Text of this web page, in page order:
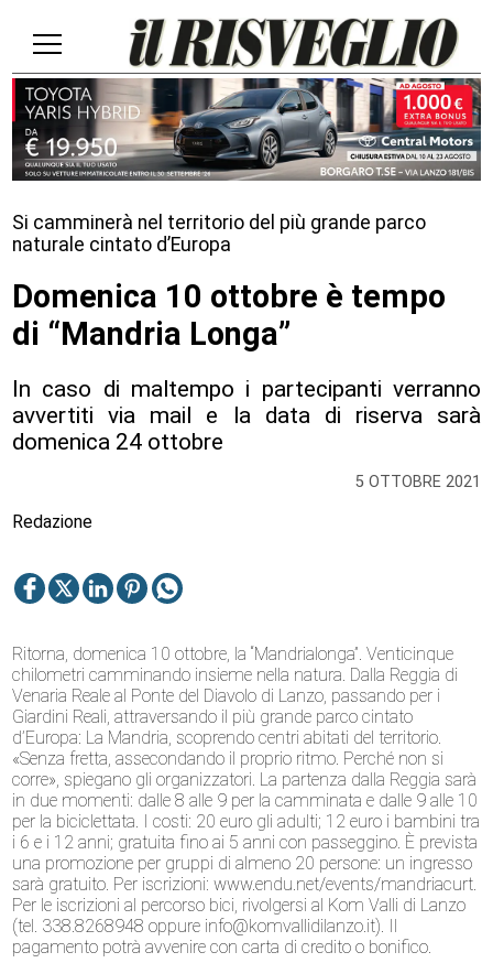
5 OTTOBRE 2021
Si camminerà nel territorio del più grande parco
naturale cintato d’Europa
Domenica 10 ottobre è tempo
di “Mandria Longa”
In caso di maltempo i partecipanti verranno
avvertiti via mail e la data di riserva sarà
domenica 24 ottobre
Redazione
Ritorna, domenica 10 ottobre, la “Mandrialonga”. Venticinque
chilometri camminando insieme nella natura. Dalla Reggia di
Venaria Reale al Ponte del Diavolo di Lanzo, passando per i
Giardini Reali, attraversando il più grande parco cintato
d’Europa: La Mandria, scoprendo centri abitati del territorio.
«Senza fretta, assecondando il proprio ritmo. Perché non si
corre», spiegano gli organizzatori. La partenza dalla Reggia sarà
in due momenti: dalle 8 alle 9 per la camminata e dalle 9 alle 10
per la biciclettata. I costi: 20 euro gli adulti; 12 euro i bambini tra
i 6 e i 12 anni; gratuita fino ai 5 anni con passeggino. È prevista
una promozione per gruppi di almeno 20 persone: un ingresso
sarà gratuito. Per iscrizioni: www.endu.net/events/mandriacurt.
Per le iscrizioni al percorso bici, rivolgersi al Kom Valli di Lanzo
(tel. 338.8268948 oppure info@komvallidilanzo.it). Il
pagamento potrà avvenire con carta di credito o bonifico.